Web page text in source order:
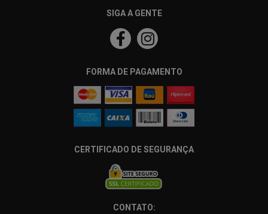
SIGA A GENTE
FORMA DE PAGAMENTO
CERTIFICADO DE SEGURANÇA
CONTATO: